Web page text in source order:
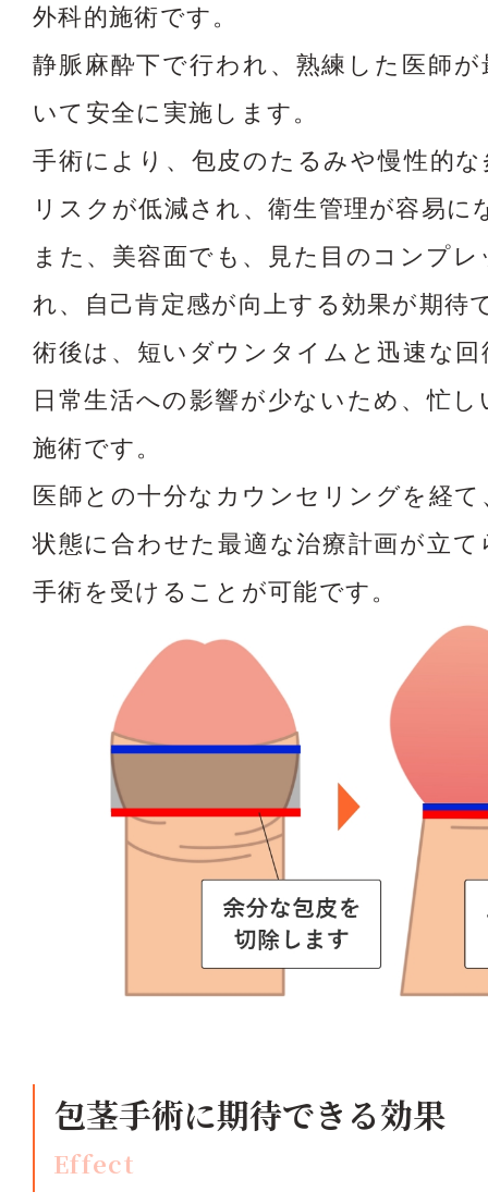
外科的施術です。
静脈麻酔下で行われ、熟練した医師
いて安全に実施します。
手術により、包皮のたるみや慢性的
リスクが低減され、衛生管理が容易に
また、美容面でも、見た目のコンプ
れ、自己肯定感が向上する効果が期待
術後は、短いダウンタイムと迅速な
日常生活への影響が少ないため、忙
施術です。
医師との十分なカウンセリングを経
状態に合わせた最適な治療計画が立
手術を受けることが可能です。
包茎手術に期待できる効果
Effect